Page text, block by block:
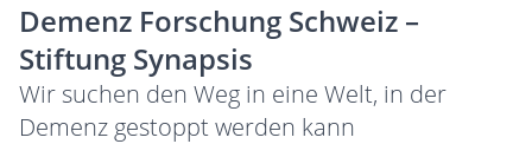
Demenz Forschung Schweiz –
Stiftung Synapsis
Wir suchen den Weg in eine Welt, in der
Demenz gestoppt werden kann